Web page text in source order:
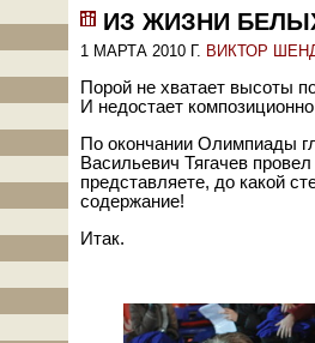
ИЗ ЖИЗНИ
1 МАРТА 2010 Г. ВИКТОР
Порой не хватает высоты
И недостает
По окончании Олимпиады
Васильевич Тягачев
представляете, до какой
содержание!
Итак.